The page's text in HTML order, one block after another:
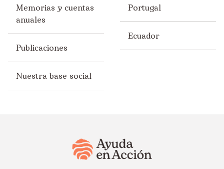
Memorias y cuentas
anuales
Publicaciones
Nuestra base social
Portugal
Ecuador